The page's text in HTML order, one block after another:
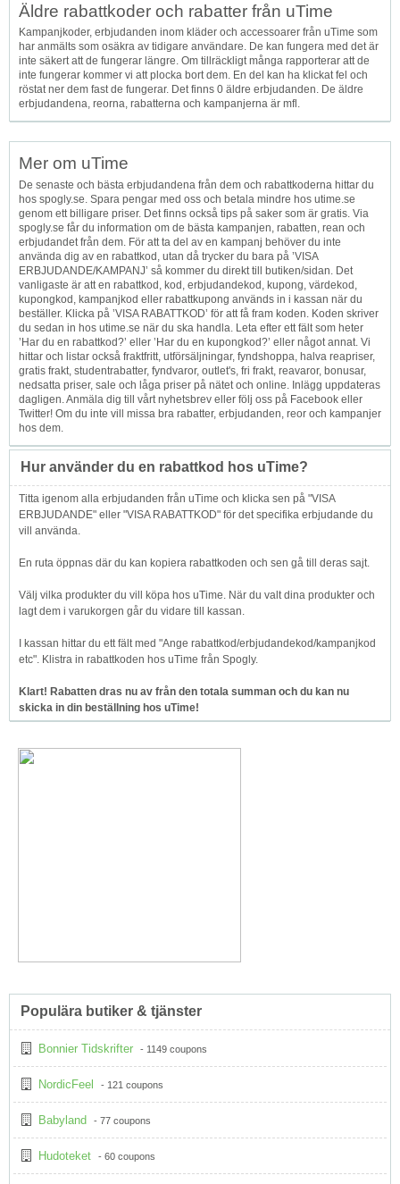
Äldre rabattkoder och rabatter från uTime
Kampanjkoder, erbjudanden inom kläder och accessoarer från uTime som
har anmälts som osäkra av tidigare användare. De kan fungera med det är
inte säkert att de fungerar längre. Om tillräckligt många rapporterar att de
inte fungerar kommer vi att plocka bort dem. En del kan ha klickat fel och
röstat ner dem fast de fungerar. Det finns 0 äldre erbjudanden. De äldre
erbjudandena, reorna, rabatterna och kampanjerna är mfl.
Mer om uTime
De senaste och bästa erbjudandena från dem och rabattkoderna hittar du
hos spogly.se. Spara pengar med oss och betala mindre hos utime.se
genom ett billigare priser. Det finns också tips på saker som är gratis. Via
spogly.se får du information om de bästa kampanjen, rabatten, rean och
erbjudandet från dem. För att ta del av en kampanj behöver du inte
använda dig av en rabattkod, utan då trycker du bara på ’VISA
ERBJUDANDE/KAMPANJ’ så kommer du direkt till butiken/sidan. Det
vanligaste är att en rabattkod, kod, erbjudandekod, kupong, värdekod,
kupongkod, kampanjkod eller rabattkupong används in i kassan när du
beställer. Klicka på ’VISA RABATTKOD’ för att få fram koden. Koden skriver
du sedan in hos utime.se när du ska handla. Leta efter ett fält som heter
’Har du en rabattkod?’ eller ’Har du en kupongkod?’ eller något annat. Vi
hittar och listar också fraktfritt, utförsäljningar, fyndshoppa, halva reapriser,
gratis frakt, studentrabatter, fyndvaror, outlet's, fri frakt, reavaror, bonusar,
nedsatta priser, sale och låga priser på nätet och online. Inlägg uppdateras
dagligen. Anmäla dig till vårt nyhetsbrev eller följ oss på Facebook eller
Twitter! Om du inte vill missa bra rabatter, erbjudanden, reor och kampanjer
hos dem.
Hur använder du en rabattkod hos uTime?
Titta igenom alla erbjudanden från uTime och klicka sen på "VISA
ERBJUDANDE" eller "VISA RABATTKOD" för det specifika erbjudande du
vill använda.
En ruta öppnas där du kan kopiera rabattkoden och sen gå till deras sajt.
Välj vilka produkter du vill köpa hos uTime. När du valt dina produkter och
lagt dem i varukorgen går du vidare till kassan.
I kassan hittar du ett fält med "Ange rabattkod/erbjudandekod/kampanjkod
etc". Klistra in rabattkoden hos uTime från Spogly.
Klart! Rabatten dras nu av från den totala summan och du kan nu
skicka in din beställning hos uTime!
Populära butiker & tjänster
Bonnier Tidskrifter - 1149 coupons
NordicFeel - 121 coupons
Babyland - 77 coupons
Hudoteket - 60 coupons